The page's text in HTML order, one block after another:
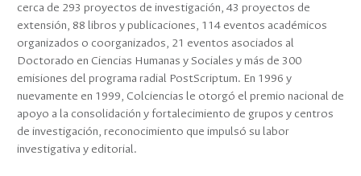
cerca de 293 proyectos de investigación, 43 proyectos de
extensión, 88 libros y publicaciones, 114 eventos académicos
organizados o coorganizados, 21 eventos asociados al
Doctorado en Ciencias Humanas y Sociales y más de 300
emisiones del programa radial PostScriptum. En 1996 y
nuevamente en 1999, Colciencias le otorgó el premio nacional de
apoyo a la consolidación y fortalecimiento de grupos y centros
de investigación, reconocimiento que impulsó su labor
investigativa y editorial.